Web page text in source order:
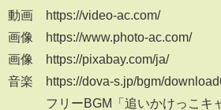
動画 https://video-ac.com/
画像 https://www.photo-ac.com/
画像 https://pixabay.com/ja/
音楽 https://dova-s.jp/bgm/
フリーBGM「追いかけっこキャ